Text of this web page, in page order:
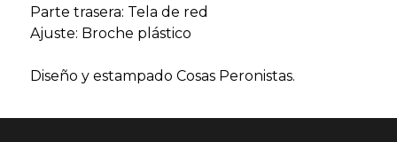
Parte trasera: Tela de red
Ajuste: Broche plástico
Diseño y estampado Cosas Peronistas.